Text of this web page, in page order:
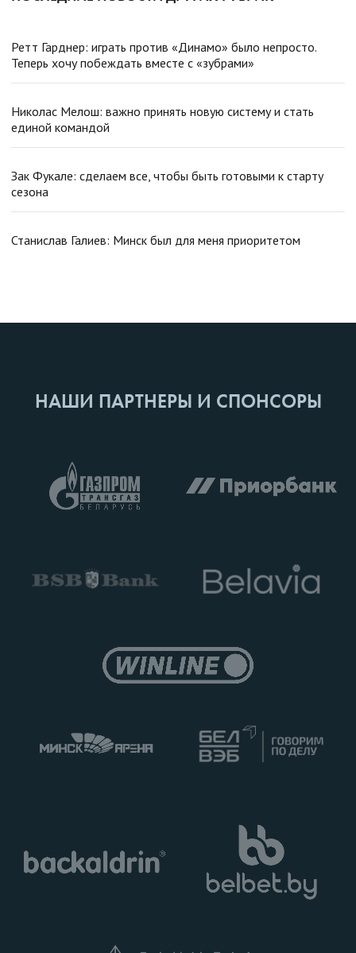
Ретт Гарднер: играть против «Динамо» было непросто.
Теперь хочу побеждать вместе с «зубрами»
Николас Мелош: важно принять новую систему и стать
единой командой
Зак Фукале: сделаем все, чтобы быть готовыми к старту
сезона
Станислав Галиев: Минск был для меня приоритетом
НАШИ ПАРТНЕРЫ И СПОНСОРЫ